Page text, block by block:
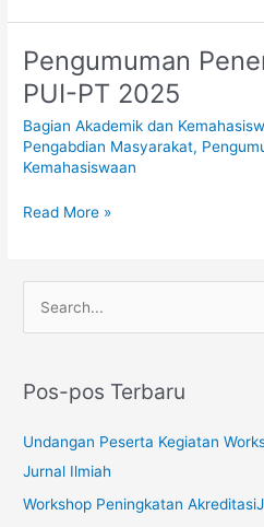
Pengumuman
PUI-PT 2025
Bagian Akademik dan
Pengabdian Masyarakat,
Kemahasiswaan
Pengumuman
Penerimaan
Proposal
PUI-
PT
2025
Read More »
iPos-pos Terbaru
Undangan Peserta Kegiatan
Jurnal Ilmiah
Workshop Peningkatan